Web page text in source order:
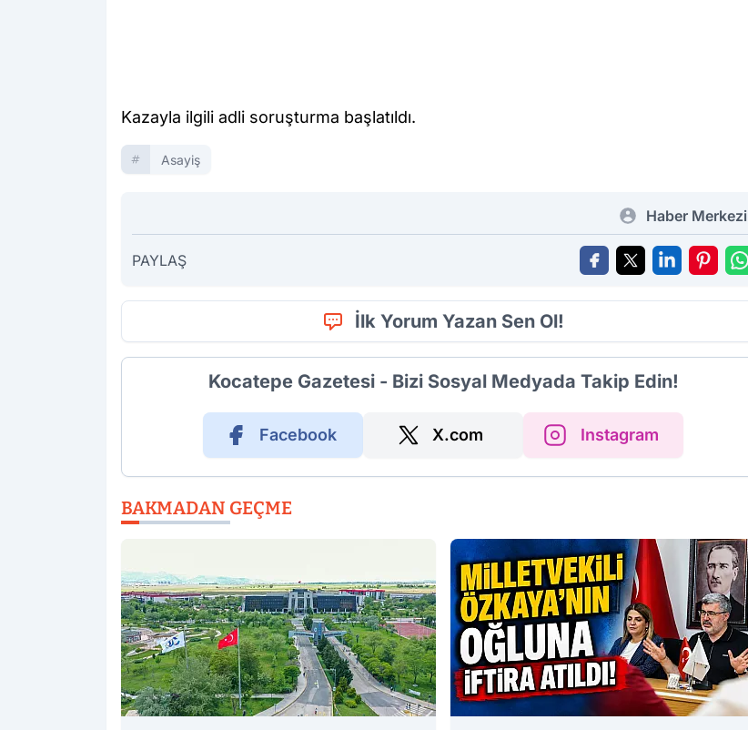
Kazayla ilgili adli soruşturma başlatıldı.
Asayiş
Haber Merkezi
PAYLAŞ
İlk Yorum Yazan Sen Ol!
Kocatepe Gazetesi - Bizi Sosyal Medyada Takip Edin!
Facebook X.com Instagram
BAKMADAN GEÇME